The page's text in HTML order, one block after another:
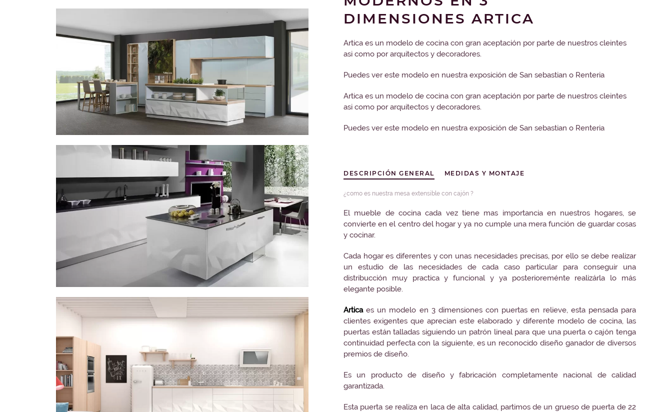
DIMENSIONES ARTICA
Artica es un modelo de cocina con gran aceptación por parte de nuestros cleintes
asi como por arquitectos y decoradores.
Puedes ver este modelo en nuestra exposición de San sebastian o Renteria
Artica es un modelo de cocina con gran aceptación por parte de nuestros cleintes
asi como por arquitectos y decoradores.
Puedes ver este modelo en nuestra exposición de San sebastian o Renteria
DESCRIPCIÓN GENERAL MEDIDAS Y MONTAJE
¿como es nuestra mesa extensible con cajón ?
El mueble de cocina cada vez tiene mas importancia en nuestros hogares, se
convierte en el centro del hogar y ya no cumple una mera función de guardar cosas
y cocinar.
Cada hogar es diferentes y con unas necesidades precisas, por ello se debe realizar
un estudio de las necesidades de cada caso particular para conseguir una
distribucción muy practica y funcional y ya posterioreménte realizárla lo más
elegante posible.
Articaes un modelo en 3 dimensiones con puertas en relieve, esta pensada para
clientes exigentes que aprecian este elaborado y diferente modelo de cocina, las
puertas están talladas siguiendo un patrón lineal para que una puerta o cajón tenga
continuidad perfecta con la siguiente, es un reconocido diseño ganador de diversos
premios de diseño.
Es un producto de diseño y fabricación completamente nacional de calidad
garantizada.
Esta puerta se realiza en laca de alta calidad, partimos de un grueso de puerta de 22